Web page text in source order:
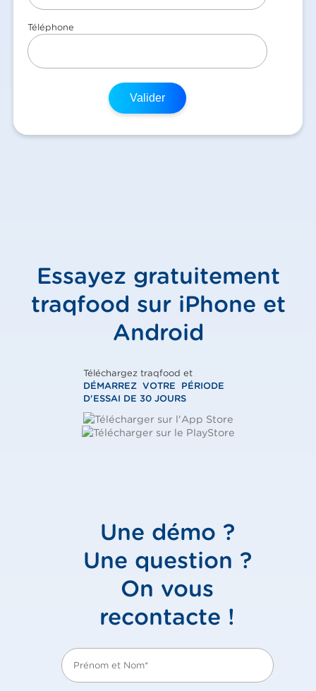
Téléphone
Valider
Essayez gratuitement
traqfood sur iPhone et
Android
Téléchargez traqfood et
DÉMARREZ VOTRE PÉRIODE
D'ESSAI DE 30 JOURS
Une démo ?
Une question ?
On vous
recontacte !